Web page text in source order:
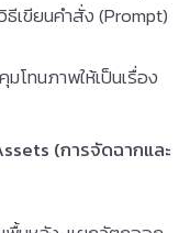
เขียนคำสั่ง (Prompt)
มโทนภาพให้เป็นเรื่อง
(การจัดฉากและ